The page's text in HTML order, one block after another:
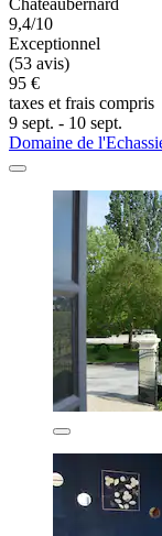
9,4/10
Exceptionnel
(53 avis)
95 €
taxes et frais compris
9 sept. - 10 sept.
Domaine de